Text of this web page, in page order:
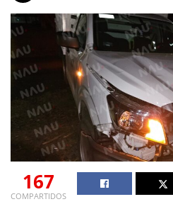
167
COMPARTIDOS